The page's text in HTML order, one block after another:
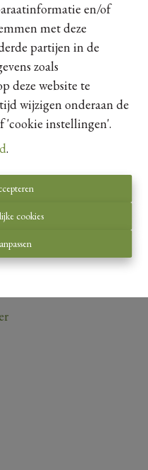
en/of
met deze
partijen in de
zoals
deze website te
wijzigen onderaan de
'cookie instellingen'.
.
cookies
Te huur